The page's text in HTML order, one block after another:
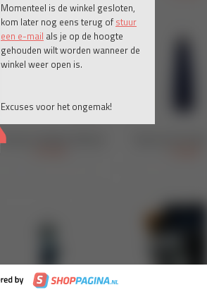
Momenteel is de winkel gesloten,
kom later nog eens terug of stuur
een e-mail als je op de hoogte
gehouden wilt worden wanneer de
winkel weer open is.
Excuses voor het ongemak!